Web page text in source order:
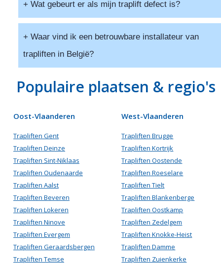
meestal1 tot 2 jaar. Jaarlijks onderhoud wordt
aanbevolen om de levensduur te verlengen en
storingen te voorkomen.
+ Wat gebeurt er als mijn traplift defect is?
De meeste leveranciers biedensnelle
Sommige hebben zelfs een 24/7-nooddienst. Bij
onderhouds- en servicevoorwaarden
+ Waar vind ik een betrouwbare installateur van
trapliften in België?
Je kunt offertes vergelijken via platforms zoals
GemeenteOfferte.be
. Kies steeds voor
klantenbeoordelingen.
Populaire plaatsen & regio's
Oost-Vlaanderen
Trapliften Gent
Trapliften Deinze
Trapliften Sint-Niklaas
Trapliften Oudenaarde
Trapliften Aalst
Trapliften Beveren
Trapliften Lokeren
Trapliften Ninove
Trapliften Evergem
Trapliften Geraardsbergen
Trapliften Temse
West-Vlaanderen
Trapliften Brugge
Trapliften Kortrijk
Trapliften Oostende
Trapliften Roeselare
Trapliften Tielt
Trapliften Blankenberge
Trapliften Oostkamp
Trapliften Zedelgem
Trapliften Knokke-Heist
Trapliften Damme
Trapliften Zuienkerke